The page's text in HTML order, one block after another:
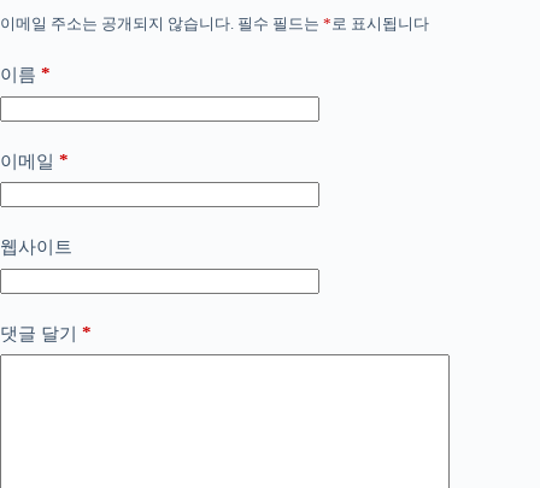
이메일 주소는 공개되지 않습니다. 필수 필드는 *로 표시됩니다
이름 *
이메일 *
웹사이트
댓글 달기 *